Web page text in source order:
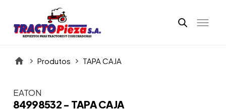
Produtos TAPA CAJA
Itens da Galeria
EATON
84998532 - TAPA CAJA